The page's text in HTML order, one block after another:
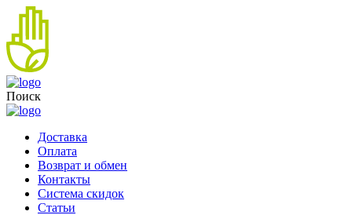
Поиск
Доставка
Оплата
Возврат и обмен
Контакты
Система скидок
Статьи